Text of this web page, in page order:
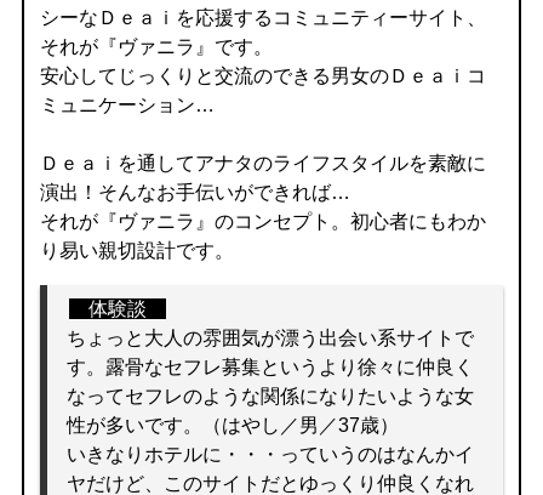
シーなＤｅａｉを応援するコミュニティーサイト、
それが『ヴァニラ』です。
安心してじっくりと交流のできる男女のＤｅａｉコ
ミュニケーション…
Ｄｅａｉを通してアナタのライフスタイルを素敵に
演出！そんなお手伝いができれば…
それが『ヴァニラ』のコンセプト。初心者にもわか
り易い親切設計です。
体験談
ちょっと大人の雰囲気が漂う出会い系サイトで
す。露骨なセフレ募集というより徐々に仲良く
なってセフレのような関係になりたいような女
性が多いです。（はやし／男／37歳）
いきなりホテルに・・・っていうのはなんかイ
ヤだけど、このサイトだとゆっくり仲良くなれ